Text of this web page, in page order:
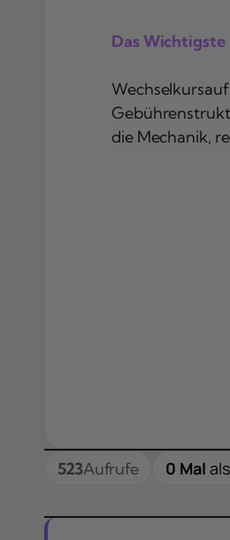
Das Wichtigste
die Mechanik,
523Aufrufe 0 Mal